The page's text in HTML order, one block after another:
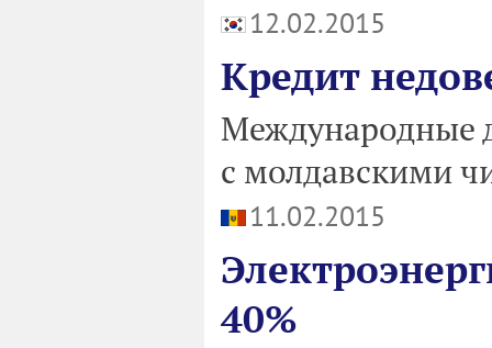
12.02.2015
Кредит
Международные
с молдавскими
11.02.2015
40%